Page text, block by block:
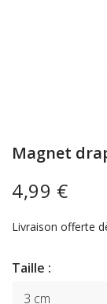
4,99 €
Magnet
Livraison offerte
Taille :